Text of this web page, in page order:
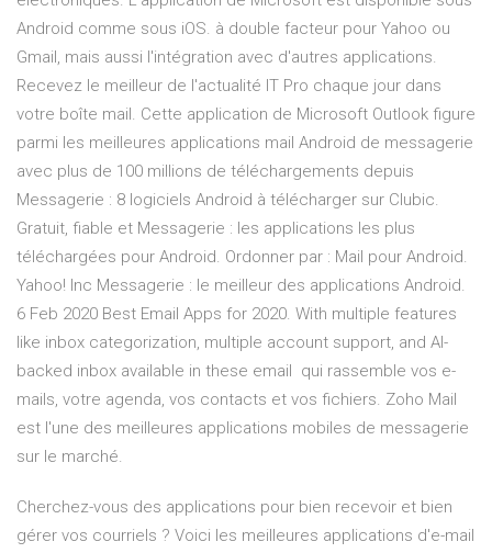
Android comme sous iOS. à double facteur pour Yahoo ou
Gmail, mais aussi l'intégration avec d'autres applications.
Recevez le meilleur de l'actualité IT Pro chaque jour dans
votre boîte mail. Cette application de Microsoft Outlook figure
parmi les meilleures applications mail Android de messagerie
avec plus de 100 millions de téléchargements depuis
Messagerie : 8 logiciels Android à télécharger sur Clubic.
Gratuit, fiable et Messagerie : les applications les plus
téléchargées pour Android. Ordonner par : Mail pour Android.
Yahoo! Inc Messagerie : le meilleur des applications Android.
6 Feb 2020 Best Email Apps for 2020. With multiple features
like inbox categorization, multiple account support, and AI-
backed inbox available in these email qui rassemble vos e-
mails, votre agenda, vos contacts et vos fichiers. Zoho Mail
est l'une des meilleures applications mobiles de messagerie
sur le marché.
Cherchez-vous des applications pour bien recevoir et bien
gérer vos courriels ? Voici les meilleures applications d'e-mail